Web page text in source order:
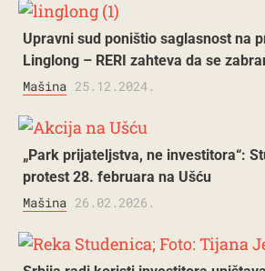
Upravni sud poništio saglasnost na
Linglong – RERI zahteva da se
Mašina 25.12.2024.
„Park prijateljstva, ne investitora“:
protest 28. februara na Ušću
Mašina 26.02.2026.